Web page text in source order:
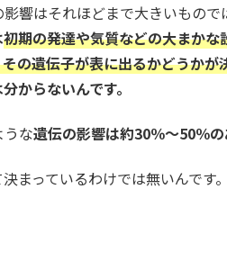
響はそれほどまで大きいもので
初期の発達や気質などの大まか
の遺伝子が表に出るかどうかが
からないんです。
な遺伝の影響は約30％～50％
まっているわけでは無いんです